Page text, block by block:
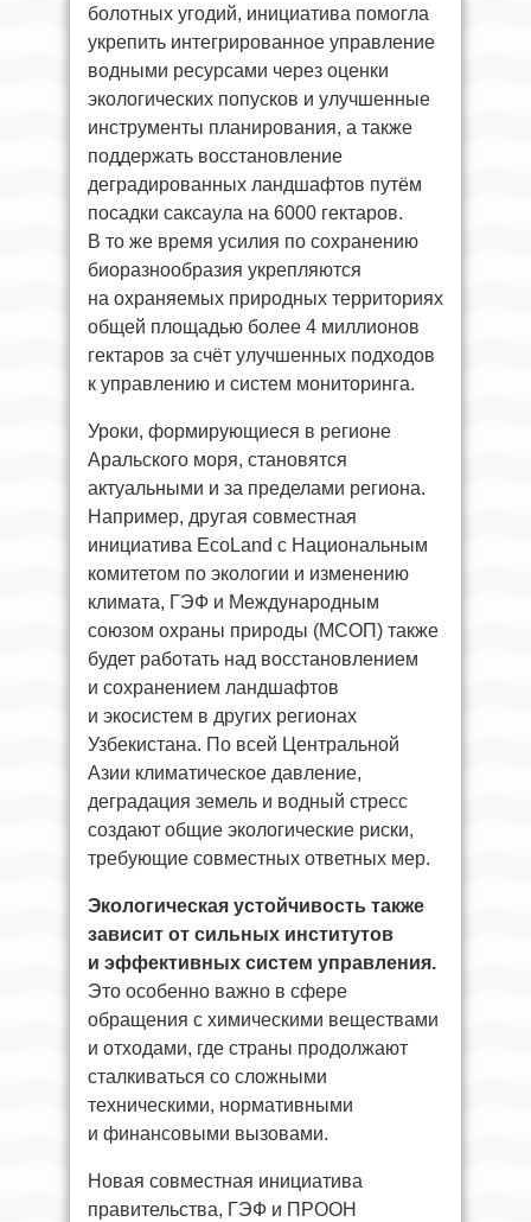
болотных угодий, инициатива помогла
укрепить интегрированное управление
водными ресурсами через оценки
экологических попусков и улучшенные
инструменты планирования, а также
поддержать восстановление
деградированных ландшафтов путём
посадки саксаула на 6000 гектаров.
В то же время усилия по сохранению
биоразнообразия укрепляются
на охраняемых природных территориях
общей площадью более 4 миллионов
гектаров за счёт улучшенных подходов
к управлению и систем мониторинга.
Уроки, формирующиеся в регионе
Аральского моря, становятся
актуальными и за пределами региона.
Например, другая совместная
инициатива EcoLand с Национальным
комитетом по экологии и изменению
климата, ГЭФ и Международным
союзом охраны природы (МСОП) также
будет работать над восстановлением
и сохранением ландшафтов
и экосистем в других регионах
Узбекистана. По всей Центральной
Азии климатическое давление,
деградация земель и водный стресс
создают общие экологические риски,
требующие совместных ответных мер.
Экологическая устойчивость также
зависит от сильных институтов
и эффективных систем управления.
Это особенно важно в сфере
обращения с химическими веществами
и отходами, где страны продолжают
сталкиваться со сложными
техническими, нормативными
и финансовыми вызовами.
Новая совместная инициатива
правительства, ГЭФ и ПРООН